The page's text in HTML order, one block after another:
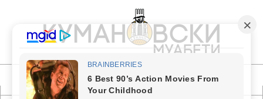
content
КУМАНОВСКИ
МУАБЕТИ
Primary